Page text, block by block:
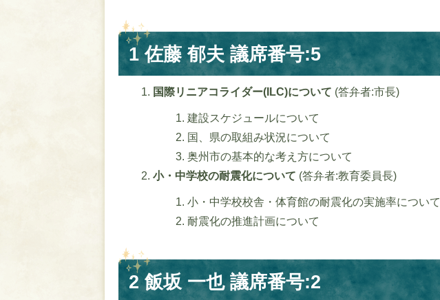
1 佐藤 郁夫 議席番号:5
国際リニアコライダー(ILC)について (答弁者:市長)
建設スケジュールについて
国、県の取組み状況について
奥州市の基本的な考え方について
小・中学校の耐震化について (答弁者:教育委員長)
小・中学校校舎・体育館の耐震化の実施率について
耐震化の推進計画について
2 飯坂 一也 議席番号:2